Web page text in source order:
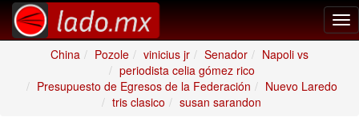
China
Pozole vinicius jr Senador
Napoli vs
periodista celia gómez rico
Presupuesto de Egresos de la Federación
Nuevo Laredo
tris clasico
susan sarandon